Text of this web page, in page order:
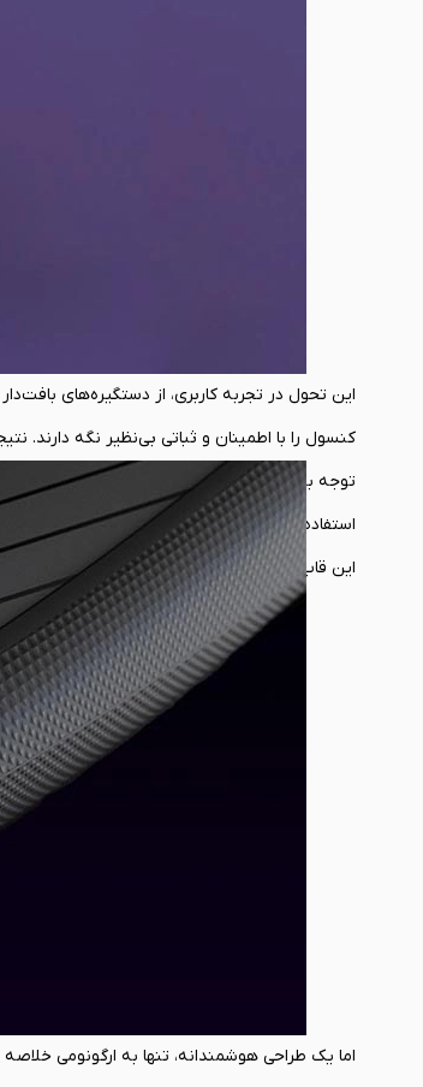
این تحول در تجربه کاربری، از دستگیره‌های
کنسول را با اطمینان و ثباتی بی‌نظیر نگه دارند.
توجه به جزئیات، در طراحی بهبودیافته دکمه‌های
استفاده مکرر از این دکمه‌ها جلوگیری کرده و به
این قاب از مواد نرم و در عین حال بادوام ساخته